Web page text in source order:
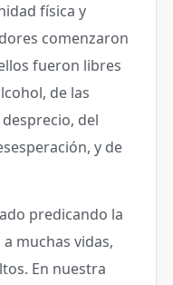
física y
comenzaron
fueron libres
de las
del
y de
predicando la
muchas vidas,
En nuestra